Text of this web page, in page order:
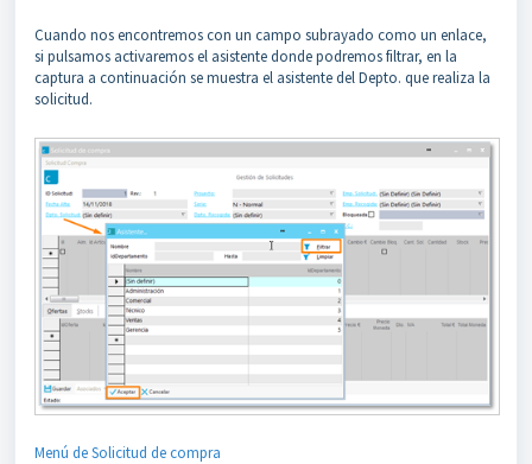
Cuando nos encontremos con un campo subrayado como un enlace,
si pulsamos activaremos el asistente donde podremos filtrar, en la
captura a continuación se muestra el asistente del Depto. que realiza la
solicitud.
Menú de Solicitud de compra